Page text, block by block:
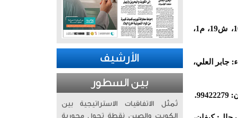
فاطمة محمد دخيل الحميدان، أرملة: حمد علي العريفان، 82 عاما، (شيعت)، الرجال: الشامية، ق10، ش19، م1،
الخالدية، ق4، ش42، م17، تلفون: 66383663، النساء: جابر العلي،
الأرشيف
بين السطور
تُمثّل الاتفاقيات الاستراتيجية بين
الكويت والصين نقطة تحول محورية